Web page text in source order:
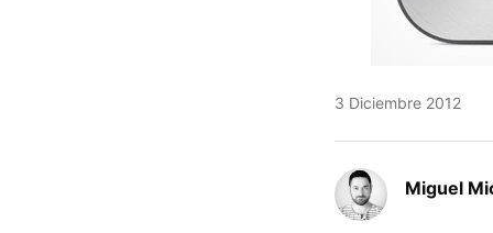
3 Diciembre 2012
Miguel